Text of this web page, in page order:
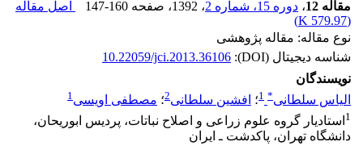
مقاله 12
، دوره 15، شماره 2 ، 1392 ، صفحه 147-160
اصل مقاله
(
579.97 K
)
نوع مقاله: مقاله پژوهشی
شناسه دیجیتال (DOI):
10.22059/jci.2013.36106
نویسندگان
الیاس سلطانی*
1؛ افشین سلطانی2؛ مصطفی اویسی1
1 استادیار گروه علوم زراعی و اصلاح نباتات، پردیس ابوریحان،
دانشگاه تهران، پاکدشت ـ ایران